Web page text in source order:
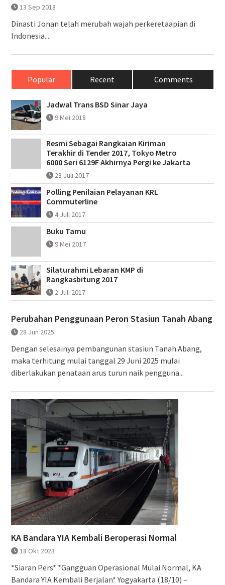
13 Sep 2018
Dinasti Jonan telah merubah wajah perkeretaapian di
Indonesia....
Popular Recent Comments
Jadwal Trans BSD Sinar Jaya
9 Mei 2018
Resmi Sebagai Rangkaian Kiriman
Terakhir di Tender 2017, Tokyo Metro
6000 Seri 6129F Akhirnya Pergi ke Jakarta
23 Juli 2017
Polling Penilaian Pelayanan KRL
Commuterline
4 Juli 2017
Buku Tamu
9 Mei 2017
Silaturahmi Lebaran KMP di
Rangkasbitung 2017
2 Juli 2017
Perubahan Penggunaan Peron Stasiun Tanah Abang
28 Jun 2025
Dengan selesainya pembangunan stasiun Tanah Abang,
maka terhitung mulai tanggal 29 Juni 2025 mulai
diberlakukan penataan arus turun naik pengguna...
KA Bandara YIA Kembali Beroperasi Normal
18 Okt 2023
*Siaran Pers* *Gangguan Operasional Mulai Normal, KA
Bandara YIA Kembali Berjalan* Yogyakarta (18/10) –